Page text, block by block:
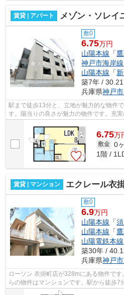
賃貸 | アパート メゾン・ソレイ
敷0
6.75万円
山陽本線 「
神戸市海岸線
山陽本線 「
築7年 / 30.21
兵庫県神戸
駅まで徒歩13分と、立地が魅力的な物件
す。陽当りの良さが魅力の物件です。充
6.75万
敷金 0
1階 /
賃貸 | マンション エクレール衣
敷0
6.9万円
山陽本線 「
山陽本線 「
山陽電鉄本線
築30年 /
兵庫県神戸
ローソン 衣掛町店が328mにある物件で
らの物件はマンションです。駅から徒歩7
セスも良好です。小総では、様々なニー...